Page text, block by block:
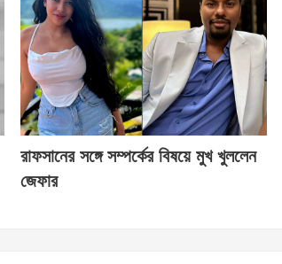
রাফসানের সঙ্গে সম্পর্কের বিষয়ে মুখ খুললেন
জেফার